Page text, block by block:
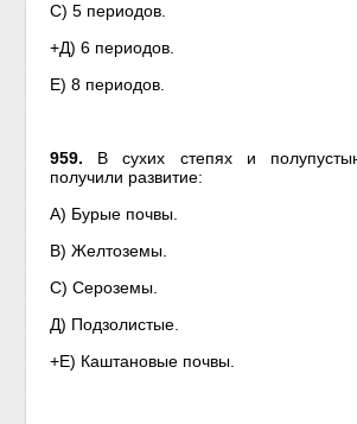
С) 5 периодов.
+Д) 6 периодов.
Е) 8 периодов.
959. В сухих степях и
получили развитие:
А) Бурые почвы.
В) Желтоземы.
С) Сероземы.
Д) Подзолистые.
+Е) Каштановые почвы.